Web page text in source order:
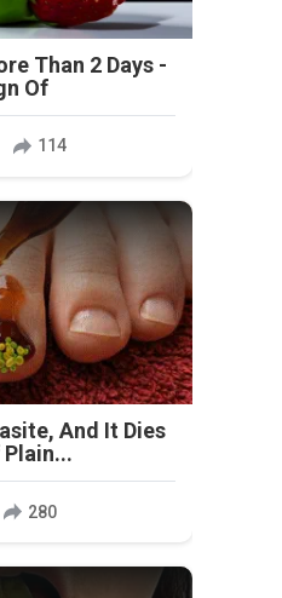
Than 2 Days -
Of
114
And It Dies
Plain...
280